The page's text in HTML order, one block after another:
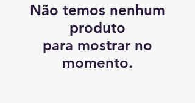
Não temos nenhum
produto
para mostrar no
momento.